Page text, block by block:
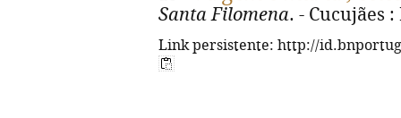
Santa Filomena. - Cucujães :
Link persistente: http://